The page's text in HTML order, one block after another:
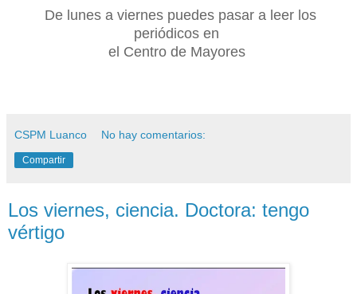
De lunes a viernes puedes pasar a leer los
periódicos en
el Centro de Mayores
CSPM Luanco No hay comentarios:
Compartir
Los viernes, ciencia. Doctora: tengo
vértigo